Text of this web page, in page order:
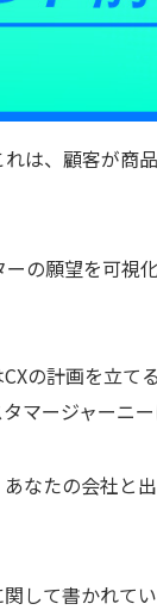
は、顧客が商
の願望を可視
の計画を立て
マージャーニ
なたの会社と
して書かれて